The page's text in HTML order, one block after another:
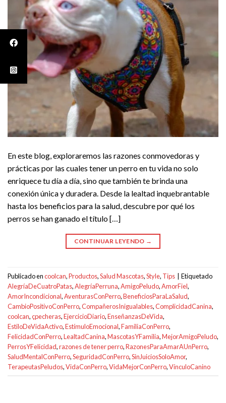
En este blog, exploraremos las razones conmovedoras y
prácticas por las cuales tener un perro en tu vida no solo
enriquece tu día a día, sino que también te brinda una
conexión única y duradera. Desde la lealtad inquebrantable
hasta los beneficios para la salud, descubre por qué los
perros se han ganado el título […]
CONTINUAR LEYENDO →
Publicado encoolcan,Productos,Salud Mascotas,Style, Tips | Etiquetado
AlegríaDeCuatroPatas,AlegríaPerruna,AmigoPeludo,AmorFiel,
AmorIncondicional,AventurasConPerro,BeneficiosParaLaSalud,
CambioPositivoConPerro,CompañerosInigualables,ComplicidadCanina,
coolcan,çpecheras,EjercicioDiario,EnseñanzasDeVida,
EstiloDeVidaActivo,EstímuloEmocional,FamiliaConPerro,
FelicidadConPerro,LealtadCanina,MascotasYFamilia,MejorAmigoPeludo,
PerrosYFelicidad,razones de tener perro,RazonesParaAmarAUnPerro,
SaludMentalConPerro,SeguridadConPerro,SinJuiciosSoloAmor,
TerapeutasPeludos,VidaConPerro,VidaMejorConPerro,VínculoCanino